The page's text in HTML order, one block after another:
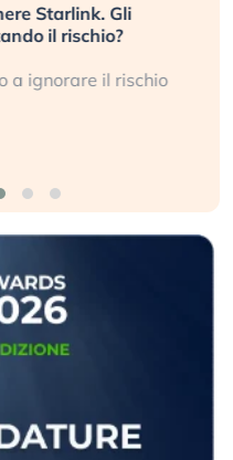
Starlink. Gli
il rischio?
a ignorare il rischio